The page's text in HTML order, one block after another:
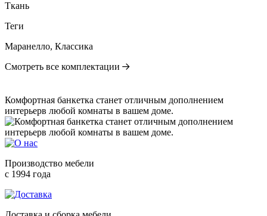
Ткань
Теги
Маранелло, Классика
Смотреть все комплектации
Комфортная банкетка станет отличным дополнением
интерьерв любой комнаты в вашем доме.
Производство мебели
с 1994 года